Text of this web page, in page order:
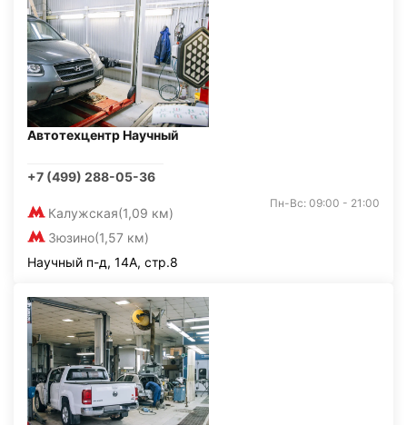
Автотехцентр Научный
+7 (499) 288-05-36
Калужская(1,09 км)
Зюзино(1,57 км)
Пн-Вс: 09:00 - 21:00
Научный п-д, 14А, стр.8